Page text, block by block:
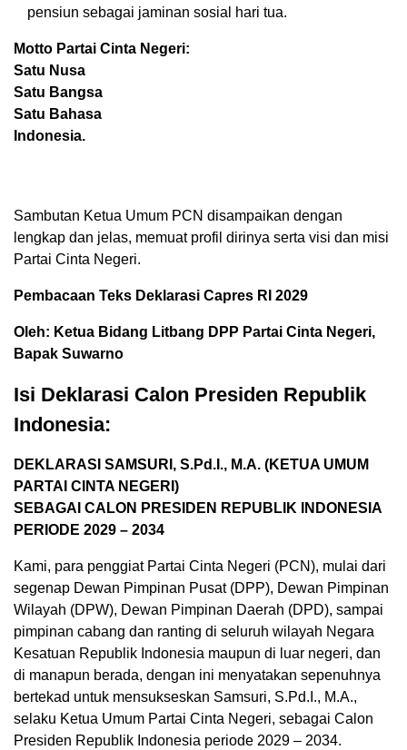
pensiun sebagai jaminan sosial hari tua.
Motto Partai Cinta Negeri:
Satu Nusa
Satu Bangsa
Satu Bahasa
Indonesia.
Sambutan Ketua Umum PCN disampaikan dengan
lengkap dan jelas, memuat profil dirinya serta visi dan misi
Partai Cinta Negeri.
Pembacaan Teks Deklarasi Capres RI 2029
Oleh: Ketua Bidang Litbang DPP Partai Cinta Negeri,
Bapak Suwarno
Isi Deklarasi Calon Presiden Republik
Indonesia:
DEKLARASI SAMSURI, S.Pd.I., M.A. (KETUA UMUM
PARTAI CINTA NEGERI)
SEBAGAI CALON PRESIDEN REPUBLIK INDONESIA
PERIODE 2029 – 2034
Kami, para penggiat Partai Cinta Negeri (PCN), mulai dari
segenap Dewan Pimpinan Pusat (DPP), Dewan Pimpinan
Wilayah (DPW), Dewan Pimpinan Daerah (DPD), sampai
pimpinan cabang dan ranting di seluruh wilayah Negara
Kesatuan Republik Indonesia maupun di luar negeri, dan
di manapun berada, dengan ini menyatakan sepenuhnya
bertekad untuk mensukseskan Samsuri, S.Pd.I., M.A.,
selaku Ketua Umum Partai Cinta Negeri, sebagai Calon
Presiden Republik Indonesia periode 2029 – 2034.